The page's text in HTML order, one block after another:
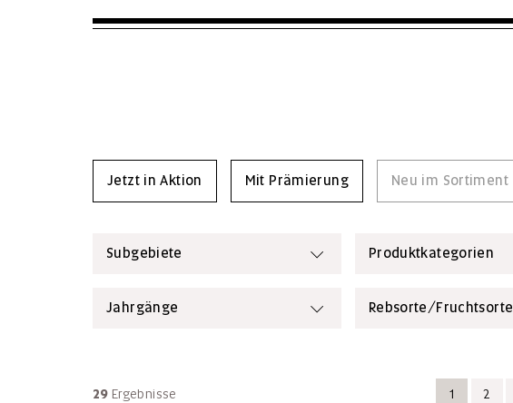
Jetzt in Aktion Mit Prämierung Neu im Sortiment
Subgebiete Produktkategorien
Jahrgänge Rebsorte/Fruchtsorte
1 2
29 Ergebnisse